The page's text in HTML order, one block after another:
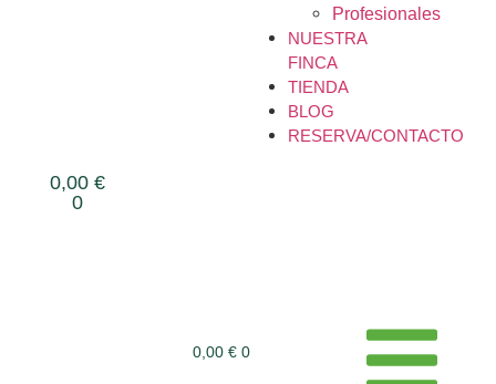
Profesionales
NUESTRA
FINCA
TIENDA
BLOG
RESERVA/CONTACTO
0,00 €
0
0,00€ 0